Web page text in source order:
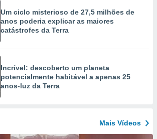
Um ciclo misterioso de 27,5 milhões de
anos poderia explicar as maiores
catástrofes da Terra
Incrível: descoberto um planeta
potencialmente habitável a apenas 25
anos-luz da Terra
Mais Vídeos